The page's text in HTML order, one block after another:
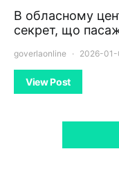
В обласному
секрет, що
goverlaonline 2026-
View Post